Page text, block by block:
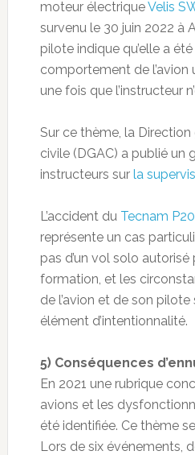
moteur électriqueVelis
survenu le 30 juin 2022 à
pilote indique qu’elle a
comportement de l’avion
une fois que l’instructeur
Sur ce thème, la Direction
civile (DGAC) a publié un
instructeurs sur la
L’accident du Tecnam
représente un cas
pas d’un vol solo autorisé
formation, et les
de l’avion et de son
élément d’intentionnalité.
5) Conséquences
En 2021 une rubrique
avions et les
été identifiée. Ce thème
Lors de six événements,